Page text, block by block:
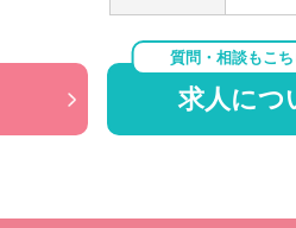
質問・相談もこ
求人につ